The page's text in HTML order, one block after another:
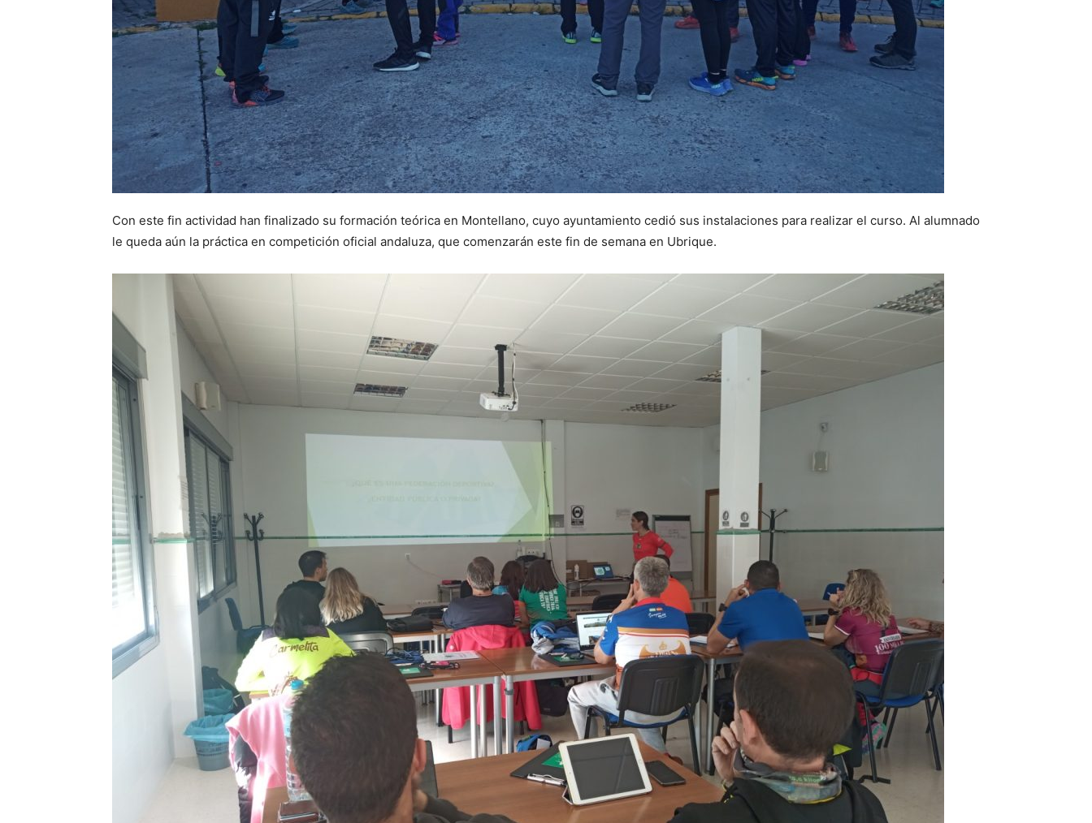
Con este fin actividad han finalizado su formación teórica en Montellano, cuyo ayuntamiento cedió sus instalaciones para realizar el curso. Al alumnado
le queda aún la práctica en competición oficial andaluza, que comenzarán este fin de semana en Ubrique.